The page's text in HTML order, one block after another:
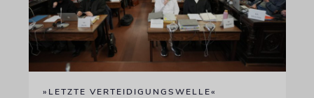
»LETZTE VERTEIDIGUNGSWELLE«